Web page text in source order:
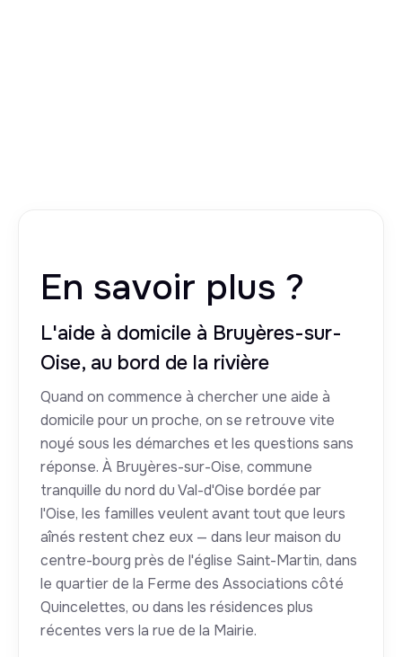
En savoir plus ?
L'aide à domicile à Bruyères-sur-
Oise, au bord de la rivière
Quand on commence à chercher une aide à
domicile pour un proche, on se retrouve vite
noyé sous les démarches et les questions sans
réponse. À Bruyères-sur-Oise, commune
tranquille du nord du Val-d'Oise bordée par
l'Oise, les familles veulent avant tout que leurs
aînés restent chez eux — dans leur maison du
centre-bourg près de l'église Saint-Martin, dans
le quartier de la Ferme des Associations côté
Quincelettes, ou dans les résidences plus
récentes vers la rue de la Mairie.